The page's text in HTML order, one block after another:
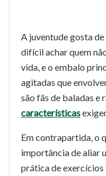
A juventude gosta
difícil achar quem
vida, e o embalo
agitadas que
são fãs de baladas e
características
Em contrapartida, o
importância de aliar
prática de exercícios